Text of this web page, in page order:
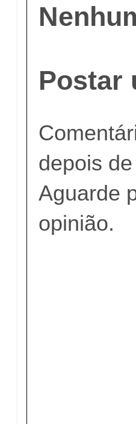
Postar
depois
Aguarde
opinião.